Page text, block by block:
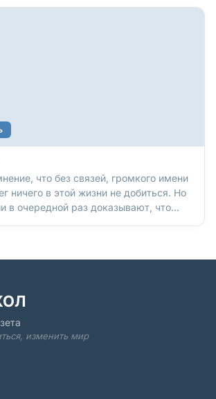
картина. Каких-только
что без связей, громкого имени
ничего в этой жизни не добиться. Но
в очередной раз доказывают, что
изменить мир